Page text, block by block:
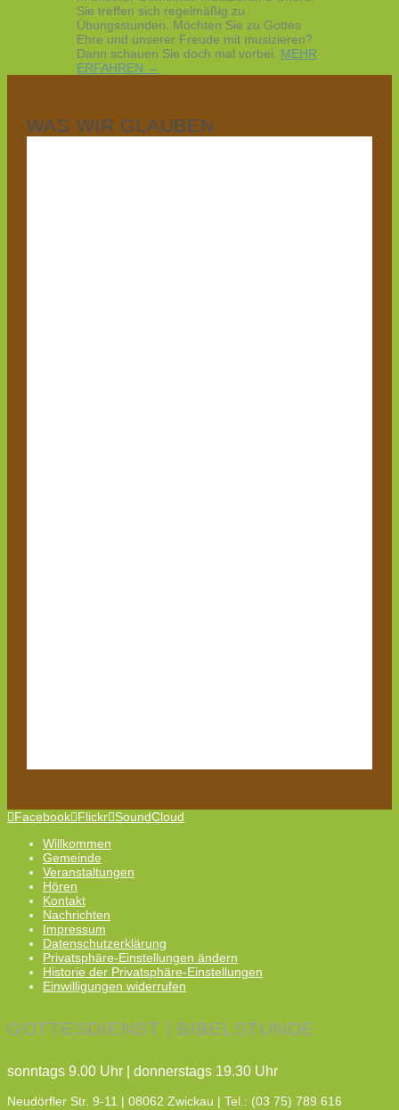
Sie treffen sich regelmäßig zu
Übungsstunden. Möchten Sie zu Gottes
Ehre und unserer Freude mit musizieren?
Dann schauen Sie doch mal vorbei. MEHR
ERFAHREN →
WAS WIR GLAUBEN
Facebook Flickr SoundCloud
Willkommen
Gemeinde
Veranstaltungen
Hören
Kontakt
Nachrichten
Impressum
Datenschutzerklärung
Privatsphäre-Einstellungen ändern
Historie der Privatsphäre-Einstellungen
Einwilligungen widerrufen
GOTTESDIENST | BIBELSTUNDE
sonntags 9.00 Uhr | donnerstags 19.30 Uhr
Neudörfler Str. 9-11 | 08062 Zwickau | Tel.: (03 75) 789 616